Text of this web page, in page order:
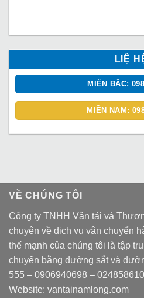
LIỆ
MIỀN BẮC:
MIỀN NAM:
VỀ CHÚNG TÔI
Công ty TNHH Vận tải và
chuyên về dịch vụ vận chuyển
thế mạnh của chúng tôi là tập
chuyển bằng đường sắt và
555 – 0906940698 –
Website: vantainamlong.com